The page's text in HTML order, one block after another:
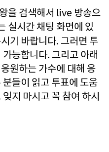
을 검색해서 live 방송으
실시간 채팅 화면에 있
기 바랍니다. 그러면 투
능합니다. 그리고 아래
원하는 가수에 대해 응
들이 읽고 투표에 도움
지 마시고 꼭 참여 하시